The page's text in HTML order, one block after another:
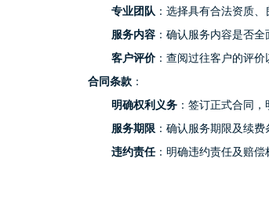
专业团队 ：选择具有合法资质
服务内容 ：确认服务内容是否
客户评价：查阅过往客户的评价
合同条款 ：
明确权利义务 ：签订正式合同
服务期限 ：确认服务期限及续
违约责任：明确违约责任及赔偿